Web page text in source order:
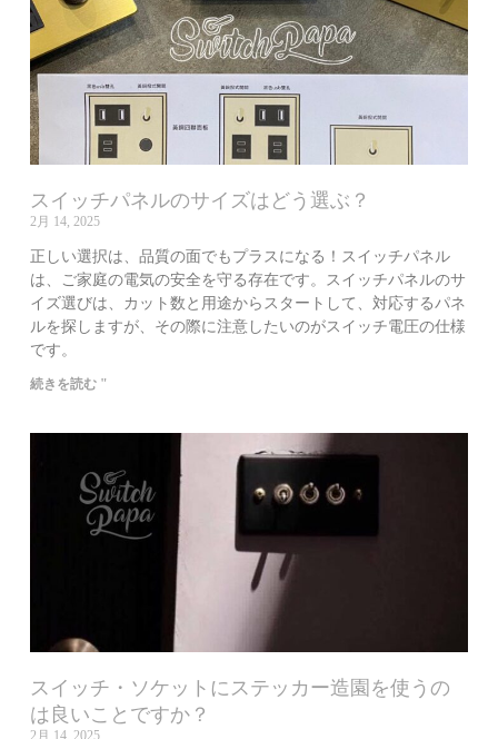
スイッチパネルのサイズはどう選ぶ？
2月 14, 2025
正しい選択は、品質の面でもプラスになる！スイッチパネル
は、ご家庭の電気の安全を守る存在です。スイッチパネルのサ
イズ選びは、カット数と用途からスタートして、対応するパネ
ルを探しますが、その際に注意したいのがスイッチ電圧の仕様
です。
続きを読む "
スイッチ・ソケットにステッカー造園を使うの
は良いことですか？